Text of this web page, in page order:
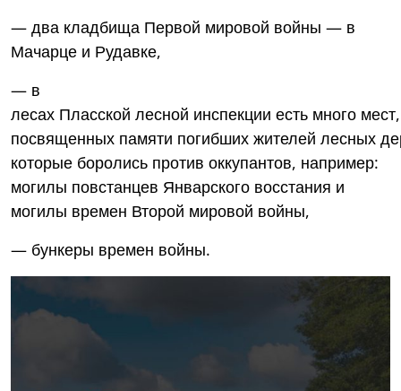
— два кладбища Первой мировой войны — в
Мачарце и Рудавке,
— в
лесах Пласской лесной инспекции есть много мест,
посвященных памяти погибших жителей лесных
которые боролись против оккупантов, например:
могилы повстанцев Январского восстания и
могилы времен Второй мировой войны,
— бункеры времен войны.